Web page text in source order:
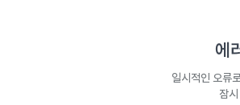
에
일시적인 오류
잠